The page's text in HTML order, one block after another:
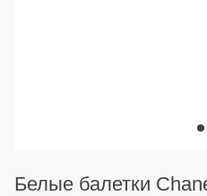
Белые балетки